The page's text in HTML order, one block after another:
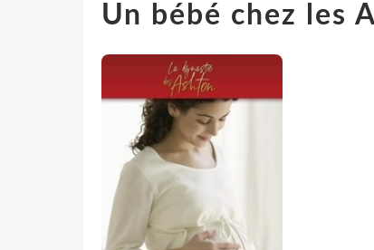
Un bébé chez les